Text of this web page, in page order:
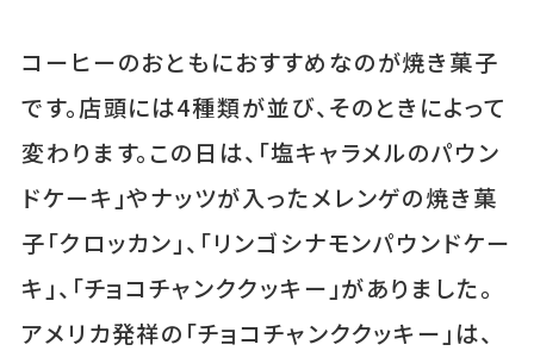
コーヒーのおともにおすすめなのが焼き菓子
です。店頭には4種類が並び、そのときによって
変わります。この日は、「塩キャラメルのパウン
ドケーキ」やナッツが入ったメレンゲの焼き菓
子「クロッカン」、「リンゴシナモンパウンドケー
キ」、「チョコチャンククッキー」がありました。
アメリカ発祥の「チョコチャンククッキー」は、